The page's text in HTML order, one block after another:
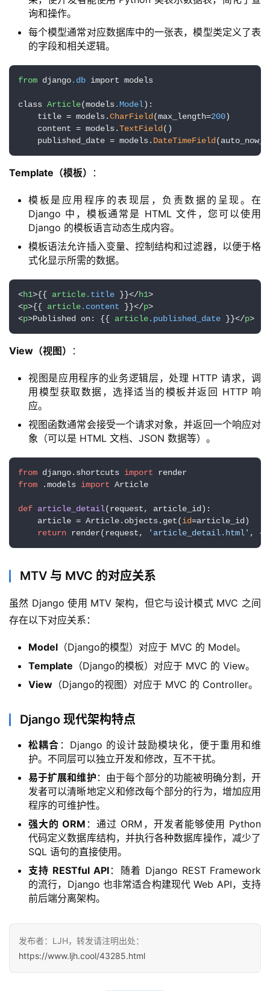
询和操作。
每个模型通常对应数据库中的一张表，模型类定义了表
的字段和相关逻辑。
from django.db import models
class Article(models.Model):
    title = models.
CharField (max_length=200)
    content = models.
TextField ()
    published_date = models.
DateTimeField
Template（模板） ：
模板是应用程序的表现层，负责数据的呈现。在
Django 中，模板通常是 HTML 文件，您可以使用
Django 的模板语言动态生成内容。
模板语法允许插入变量、控制结构和过滤器，以便于格
式化显示所需的数据。
<h1>{{ article.title }}</h1>
<p>{{ article.content }}</p>
<p>Published on: {{ article.published_date }}</p>
View（视图） ：
视图是应用程序的业务逻辑层，处理 HTTP 请求，调
用模型获取数据，选择适当的模板并返回 HTTP 响
应。
视图函数通常会接受一个请求对象，并返回一个响应对
象（可以是 HTML 文档、JSON 数据等）。
from django.shortcuts import
from .models import Article
def article_detail(request, article_id ):
    article = Article.objects.get(
id=article_id)
return render(request, 'article_detail.html' , {
MTV 与 MVC 的对应关系
虽然 Django 使用 MTV 架构，但它与设计模式 MVC 之间
存在以下对应关系：
Model （Django的模型）对应于 MVC 的 Model。
Template （Django的模板）对应于 MVC 的 View。
View （Django的视图）对应于 MVC 的 Controller。
Django 现代架构特点
松耦合 ：Django 的设计鼓励模块化，便于重用和维
护。不同层可以独立开发和修改，互不干扰。
易于扩展和维护 ：由于每个部分的功能被明确分割，开
发者可以清晰地定义和修改每个部分的行为，增加应用
程序的可维护性。
强大的 ORM ：通过 ORM，开发者能够使用 Python
代码定义数据库结构，并执行各种数据库操作，减少了
SQL 语句的直接使用。
支持 RESTful API：随着 Django REST Framework
的流行，Django 也非常适合构建现代 Web API，支持
前后端分离架构。
发布者：LJH，转发请注明出处：
https://www.ljh.cool/43285.html